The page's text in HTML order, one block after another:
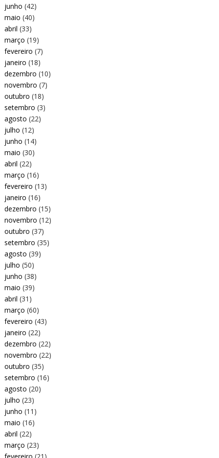
junho (42)
maio (40)
abril (33)
março (19)
fevereiro (7)
janeiro (18)
dezembro (10)
novembro (7)
outubro (18)
setembro (3)
agosto (22)
julho (12)
junho (14)
maio (30)
abril (22)
março (16)
fevereiro (13)
janeiro (16)
dezembro (15)
novembro (12)
outubro (37)
setembro (35)
agosto (39)
julho (50)
junho (38)
maio (39)
abril (31)
março (60)
fevereiro (43)
janeiro (22)
dezembro (22)
novembro (22)
outubro (35)
setembro (16)
agosto (20)
julho (23)
junho (11)
maio (16)
abril (22)
março (23)
fevereiro (21)